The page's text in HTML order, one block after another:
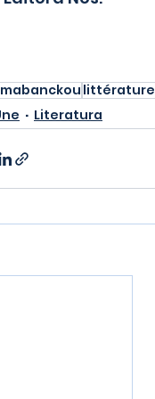
littérature
Literatura